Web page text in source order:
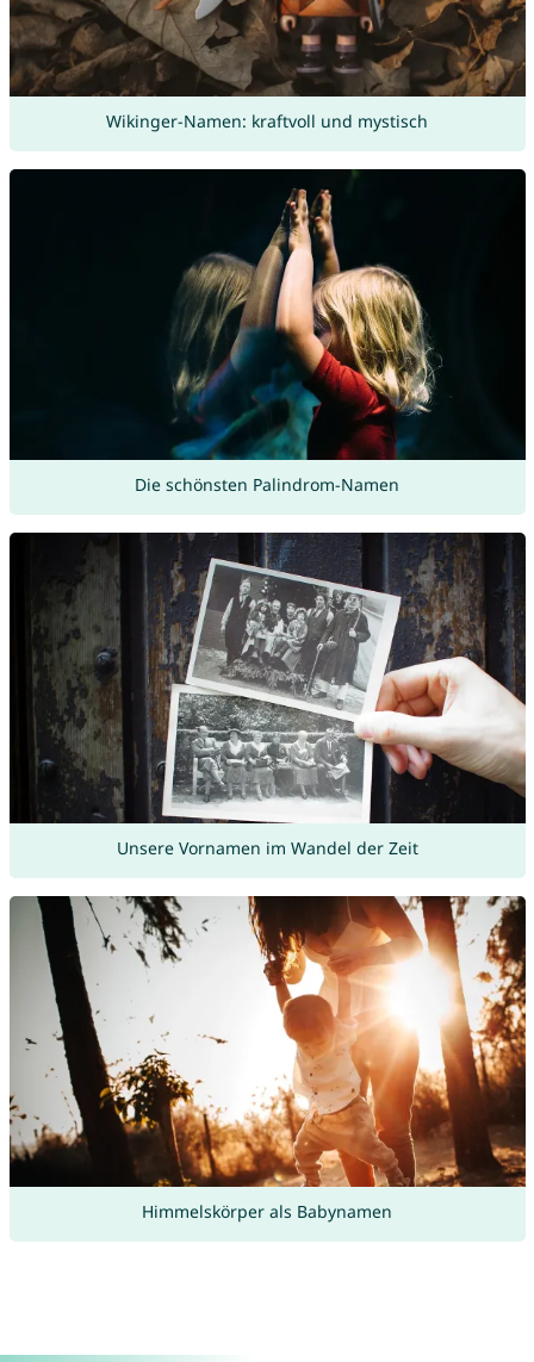
Wikinger-Namen: kraftvoll und mystisch
Die schönsten Palindrom-Namen
Unsere Vornamen im Wandel der Zeit
Himmelskörper als Babynamen